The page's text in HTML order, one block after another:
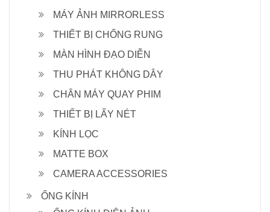
MÁY ẢNH MIRRORLESS
THIẾT BỊ CHỐNG RUNG
MÀN HÌNH ĐẠO DIỄN
THU PHÁT KHÔNG DÂY
CHÂN MÁY QUAY PHIM
THIẾT BỊ LẤY NÉT
KÍNH LỌC
MATTE BOX
CAMERA ACCESSORIES
ỐNG KÍNH